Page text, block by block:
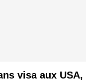
visa aux USA,